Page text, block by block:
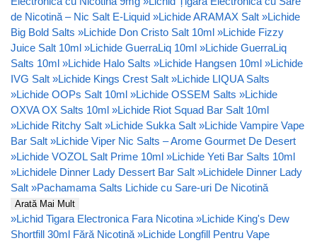
de Nicotină – Nic Salt E-Liquid »Lichide ARAMAX Salt »Lichide
Big Bold Salts »Lichide Don Cristo Salt 10ml »Lichide Fizzy
Juice Salt 10ml »Lichide GuerraLiq 10ml »Lichide GuerraLiq
Salts 10ml »Lichide Halo Salts »Lichide Hangsen 10ml »Lichide
IVG Salt »Lichide Kings Crest Salt »Lichide LIQUA Salts
»Lichide OOPs Salt 10ml »Lichide OSSEM Salts »Lichide
OXVA OX Salts 10ml »Lichide Riot Squad Bar Salt 10ml
»Lichide Ritchy Salt »Lichide Sukka Salt »Lichide Vampire Vape
Bar Salt »Lichide Viper Nic Salts – Arome Gourmet De Desert
»Lichide VOZOL Salt Prime 10ml »Lichide Yeti Bar Salts 10ml
»Lichidele Dinner Lady Dessert Bar Salt »Lichidele Dinner Lady
Salt »Pachamama Salts Lichide cu Sare-uri De Nicotină
Arată Mai Mult
»Lichid Tigara Electronica Fara Nicotina »Lichide King's Dew
Shortfill 30ml Fără Nicotină »Lichide Longfill Pentru Vape